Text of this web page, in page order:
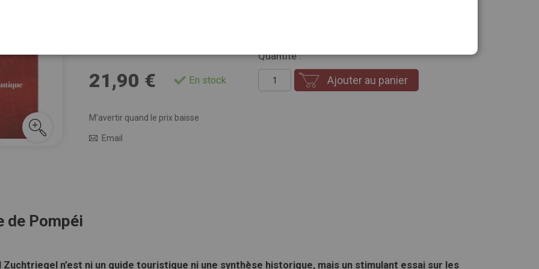
21,90 € En stock
Quantité :
Ajouter au panier
M’avertir quand le prix baisse
Email
de Pompéi
n’est ni un guide touristique ni une synthèse historique, mais un stimulant essai sur les